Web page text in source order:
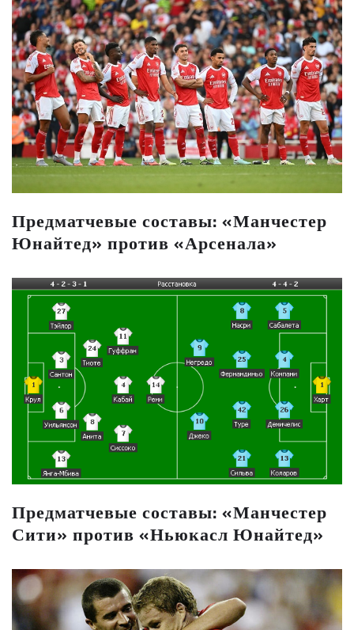
Предматчевые составы: «Манчестер
Юнайтед» против «Арсенала»
Предматчевые составы: «Манчестер
Сити» против «Ньюкасл Юнайтед»